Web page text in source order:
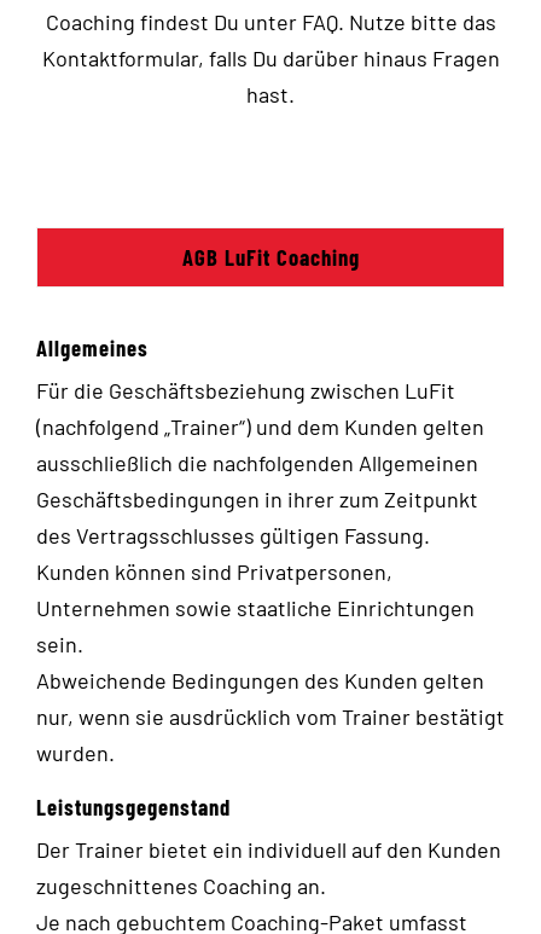
Coaching findest Du unter FAQ. Nutze bitte das
Kontaktformular, falls Du darüber hinaus Fragen
hast.
AGB LuFit Coaching
Allgemeines
Für die Geschäftsbeziehung zwischen LuFit
(nachfolgend „Trainer“) und dem Kunden gelten
ausschließlich die nachfolgenden Allgemeinen
Geschäftsbedingungen in ihrer zum Zeitpunkt
des Vertragsschlusses gültigen Fassung.
Kunden können sind Privatpersonen,
Unternehmen sowie staatliche Einrichtungen
sein.
Abweichende Bedingungen des Kunden gelten
nur, wenn sie ausdrücklich vom Trainer bestätigt
wurden.
Leistungsgegenstand
Der Trainer bietet ein individuell auf den Kunden
zugeschnittenes Coaching an.
Je nach gebuchtem Coaching-Paket umfasst